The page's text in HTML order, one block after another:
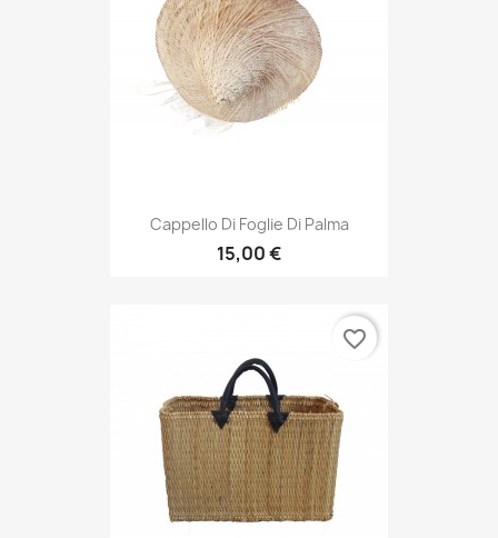
Cappello Di Foglie Di Palma
15,00 €
favorite_border